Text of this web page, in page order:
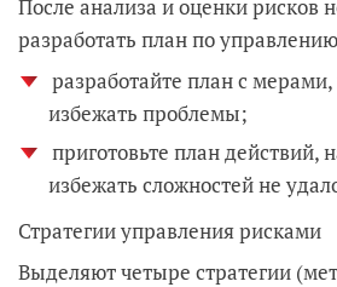
После анализа и оценки рисков
разработать план по
разработайте план с
избежать проблемы;
приготовьте план действий,
избежать сложностей не
Стратегии управления рисками
Выделяют четыре стратегии